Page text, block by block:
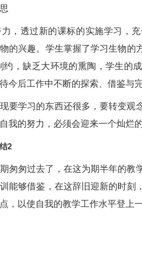
，透过新的课标的实施学习，
的兴趣。学生掌握了学习生物的
约，缺乏大环境的熏陶，学生的
今后工作中不断的探索、借鉴与完
要学习的东西还很多，要转变观
我的努力，必须会迎来一个灿烂的
2
匆匆过去了，在这为期半年的教
能够借鉴，在这辞旧迎新的时刻
，以使自我的教学工作水平登上一